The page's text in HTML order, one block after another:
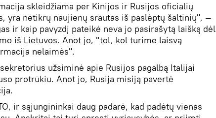
skleidžiama per Kinijos ir Rusijos oficialių
yra netikrų naujienų srautas iš paslėptų šaltinių", —
ir kaip pavyzdį pateikė neva jo pasirašytą laišką dėl
iš Lietuvos. Anot jo, "tol, kol turime laisvą
nelaimės".
užsiminė apie Rusijos pagalbą Italijai
protrūkiu. Anot jo, Rusija misiją pavertė
ir sąjungininkai daug padarė, kad padėtų vienas